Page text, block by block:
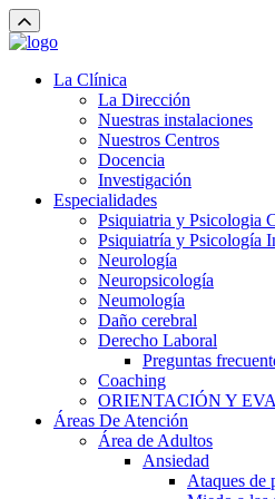
La Clínica
La Dirección
Nuestras instalaciones
Nuestros Centros
Docencia
Investigación
Especialidades
Psiquiatria y Psicologia
Psiquiatría y Psicología
Neurología
Neuropsicología
Neumología
Daño cerebral
Derecho Laboral
Preguntas
Coaching
ORIENTACIÓN Y
Áreas De Atención
Área de Adultos
Ansiedad
Ataques de